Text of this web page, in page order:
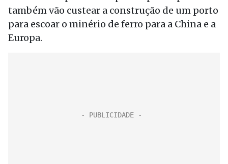
também vão custear a construção de um porto
para escoar o minério de ferro para a China e a
Europa.